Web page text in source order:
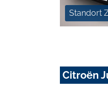
Standort
Citroën